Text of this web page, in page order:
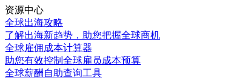
资源中心
全球出海攻略
了解出海新趋势，助您把握全球商机
全球雇佣成本计算器
助您有效控制全球雇员成本预算
全球薪酬自助查询工具